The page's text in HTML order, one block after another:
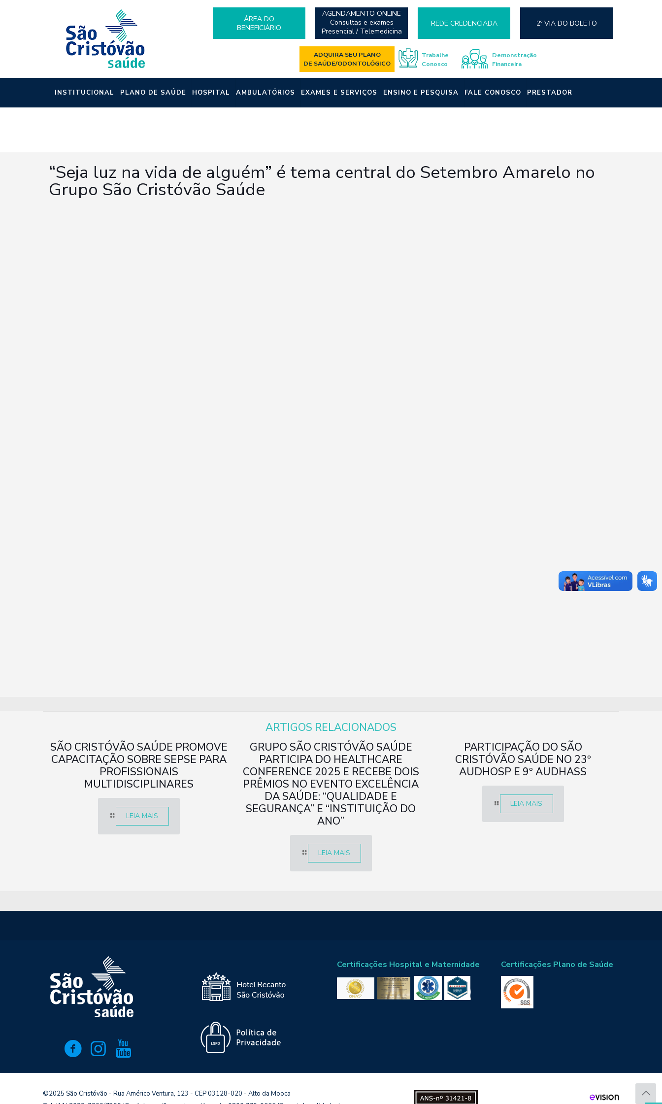
ÁREA DO
BENEFICIÁRIO
AGENDAMENTO ONLINE
Consultas e exames
Presencial / Telemedicina
REDE CREDENCIADA 2º VIA DO BOLETO
ADQUIRA SEU PLANO
DE SAÚDE/ODONTOLÓGICO
Trabalhe
Conosco
Demonstração
Financeira
INSTITUCIONAL PLANO DE SAÚDE HOSPITAL AMBULATÓRIOS EXAMES E SERVIÇOS ENSINO E PESQUISA FALE CONOSCO PRESTADOR
“Seja luz na vida de alguém” é tema central do Setembro Amarelo no
Grupo São Cristóvão Saúde
ARTIGOS RELACIONADOS
SÃO CRISTÓVÃO SAÚDE PROMOVE
CAPACITAÇÃO SOBRE SEPSE PARA
PROFISSIONAIS
MULTIDISCIPLINARES
LEIA MAIS
GRUPO SÃO CRISTÓVÃO SAÚDE
PARTICIPA DO HEALTHCARE
CONFERENCE 2025 E RECEBE DOIS
PRÊMIOS NO EVENTO EXCELÊNCIA
DA SAÚDE: “QUALIDADE E
SEGURANÇA” E “INSTITUIÇÃO DO
ANO”
LEIA MAIS
PARTICIPAÇÃO DO SÃO
CRISTÓVÃO SAÚDE NO 23º
AUDHOSP E 9º AUDHASS
LEIA MAIS
Certificações Hospital e Maternidade Certificações Plano de Saúde
©2025 São Cristóvão - Rua Américo Ventura, 123 - CEP 03128-020 - Alto da Mooca